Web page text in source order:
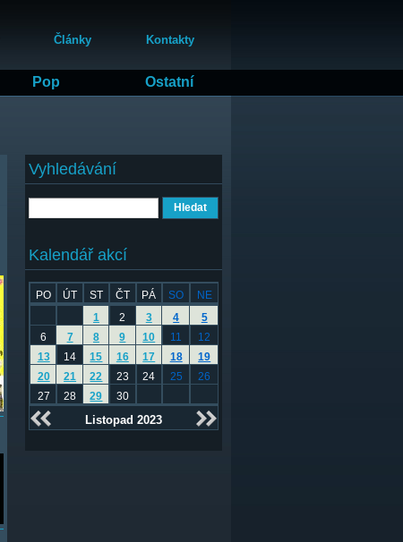
Články Kontakty
Pop Ostatní
Vyhledávání
Kalendář akcí
PO ÚT ST ČT PÁ SO
NE
1
2 3 4
5
6
7 8 9 10 11
12
13
14 15 16 17 18
19
20
21 22 23 24 25
26
27
28 29 30
Listopad 2023